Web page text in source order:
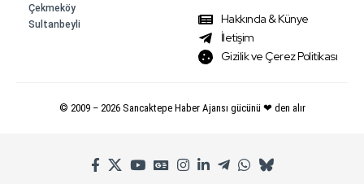
Çekmeköy
Sultanbeyli
Hakkında & Künye
İletişim
Gizilik ve Çerez Politikası
© 2009 – 2026Sancaktepe Haber Ajansı gücünü ❤ den alır